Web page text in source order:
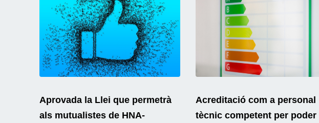
Aprovada la Llei que permetrà
als mutualistes de HNA-
Acreditació com a personal
tècnic competent per poder